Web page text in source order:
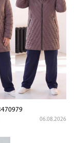
06.08.2026